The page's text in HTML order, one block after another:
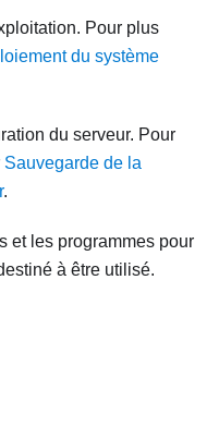
Pour plus
du système
du serveur. Pour
Sauvegarde de la
.
et les programmes pour
à être utilisé.